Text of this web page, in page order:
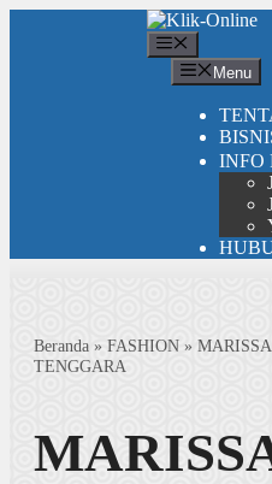
Menu
INFO
Beranda » FASHION »
TENGGARA